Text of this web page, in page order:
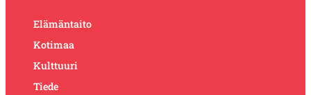
Elämäntaito
Kotimaa
Kulttuuri
Tiede